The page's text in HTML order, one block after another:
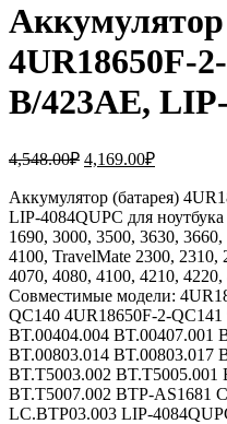
4UR18650F-
B/423AE,
4,548.00₽ Первоначальная
составляла
4,548.00₽.
4,169.00₽Текущая
Аккумулятор (батарея)
LIP-4084QUPC для
1690, 3000, 3500, 3630,
4100, TravelMate 2300, 2310,
4070, 4080, 4100, 4210,
Совместимые модели:
QC140 4UR18650F-2-
BT.00404.004 BT.00407.001
BT.00803.014 BT.00803.017
BT.T5003.002 BT.T5005.001
BT.T5007.002 BTP-AS1681
LC.BTP03.003 LIP-